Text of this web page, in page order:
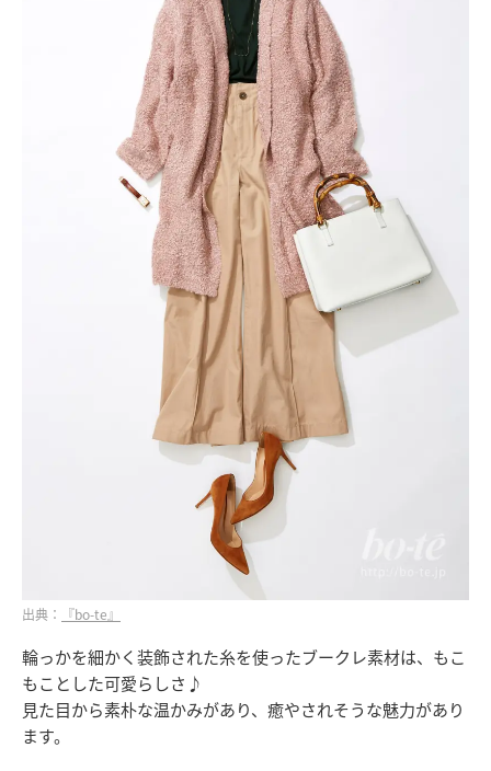
出典： 『bo-te』
輪っかを細かく装飾された糸を使ったブークレ素材は、もこ
もことした可愛らしさ♪
見た目から素朴な温かみがあり、癒やされそうな魅力があり
ます。